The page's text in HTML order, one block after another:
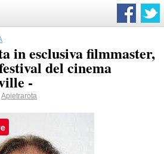
in esclusiva filmmaster,
del cinema
-
Apietrarota